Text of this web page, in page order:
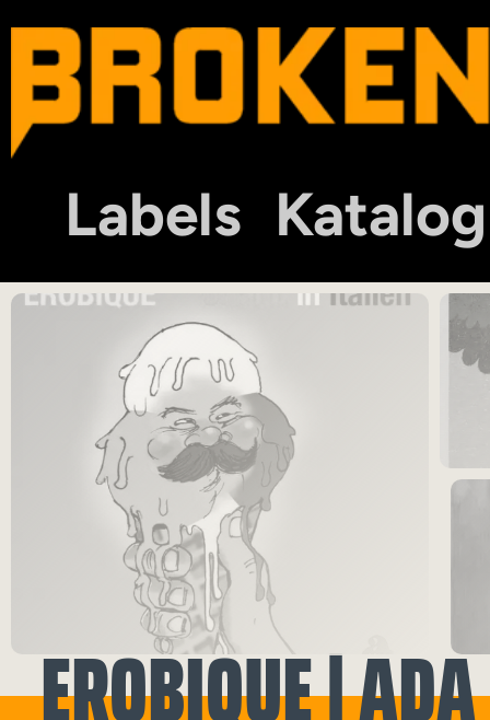
Labels Katalog
EROBIQUE |